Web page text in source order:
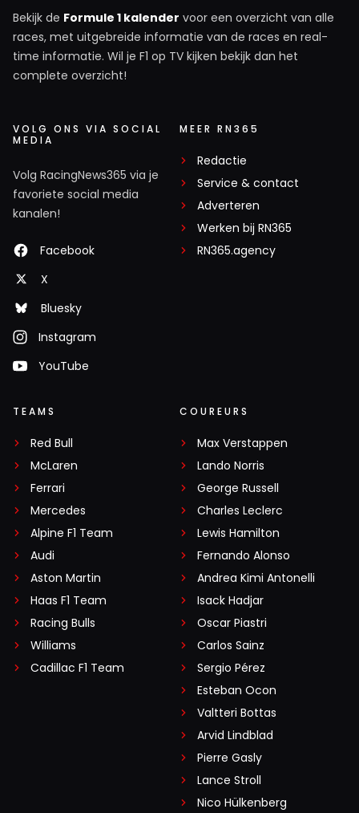
Bekijk de Formule 1 kalender voor een overzicht van alle
races, met uitgebreide informatie van de races en real-
time informatie. Wil je F1 op TV kijken bekijk dan het
complete overzicht!
VOLG ONS VIA SOCIAL
MEDIA
Volg RacingNews365 via je
favoriete social media
kanalen!
Facebook
X
Bluesky
Instagram
YouTube
MEER RN365
Redactie
Service & contact
Adverteren
Werken bij RN365
RN365.agency
TEAMS
Red Bull
McLaren
Ferrari
Mercedes
Alpine F1 Team
Audi
Aston Martin
Haas F1 Team
Racing Bulls
Williams
Cadillac F1 Team
COUREURS
Max Verstappen
Lando Norris
George Russell
Charles Leclerc
Lewis Hamilton
Fernando Alonso
Andrea Kimi Antonelli
Isack Hadjar
Oscar Piastri
Carlos Sainz
Sergio Pérez
Esteban Ocon
Valtteri Bottas
Arvid Lindblad
Pierre Gasly
Lance Stroll
Nico Hülkenberg